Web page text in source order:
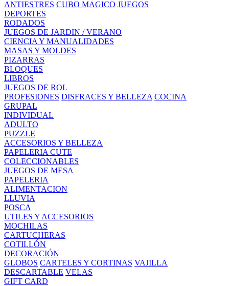
ANTIESTRES CUBO MAGICO JUEGOS
DEPORTES
RODADOS
JUEGOS DE JARDIN / VERANO
CIENCIA Y MANUALIDADES
MASAS Y MOLDES
PIZARRAS
BLOQUES
LIBROS
JUEGOS DE ROL
PROFESIONES DISFRACES Y BELLEZA COCINA
GRUPAL
INDIVIDUAL
ADULTO
PUZZLE
ACCESORIOS Y BELLEZA
PAPELERIA CUTE
COLECCIONABLES
JUEGOS DE MESA
PAPELERIA
ALIMENTACION
LLUVIA
POSCA
UTILES Y ACCESORIOS
MOCHILAS
CARTUCHERAS
COTILLÓN
DECORACIÓN
GLOBOS CARTELES Y CORTINAS VAJILLA
DESCARTABLE VELAS
GIFT CARD